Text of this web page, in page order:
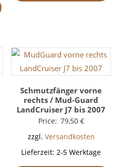
Schmutzfänger vorne
rechts / Mud-Guard
LandCruiser J7 bis 2007
Price: 79,50 €
zzgl. Versandkosten
Lieferzeit:2-5 Werktage